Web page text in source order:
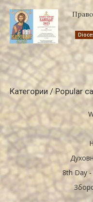
Категории / Popular
8th Day -